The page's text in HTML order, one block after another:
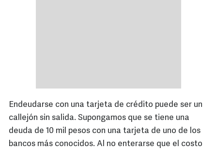
Endeudarse con una tarjeta de crédito puede ser un
callejón sin salida. Supongamos que se tiene una
deuda de 10 mil pesos con una tarjeta de uno de los
bancos más conocidos. Al no enterarse que el costo